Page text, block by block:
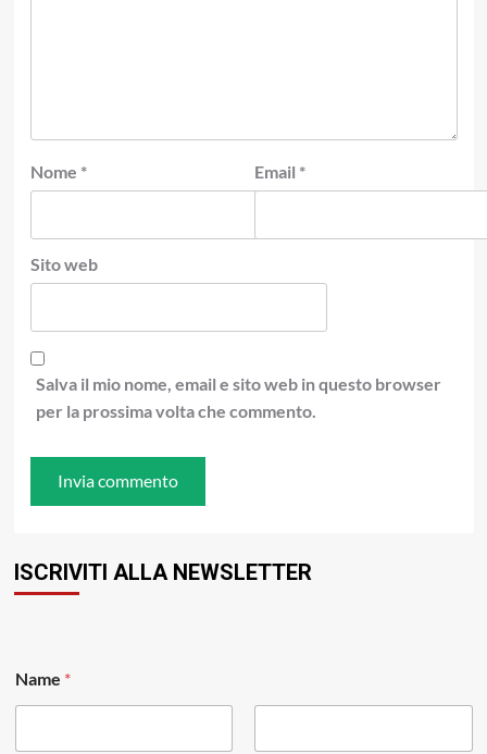
Nome * Email *
Sito web
Salva il mio nome, email e sito web in questo browser
per la prossima volta che commento.
ISCRIVITI ALLA NEWSLETTER
Name *